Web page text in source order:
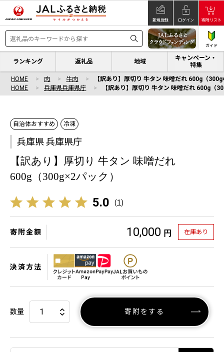
新規登録 ログイン 寄附リスト
ガイド
ランキング 返礼品 地域
キャンペーン・
特集
HOME 肉 牛肉
【訳あり】厚切り 牛タン 味噌だれ 600g（
HOME
兵庫県兵庫県庁 【訳あり】厚切り 牛タン 味噌だれ 600g（
自治体おすすめ 冷凍
兵庫県 兵庫県庁
【訳あり】厚切り 牛タン 味噌だれ
600g（300g×2パック）
5.0 (1)
寄附金額 10,000 円 在庫あり
決済方法
数量 寄附をする